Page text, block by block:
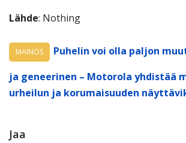
Lähde: Nothing
MAINOS
Puhelin voi olla paljon
ja geneerinen – Motorola yhdistää
urheilun ja korumaisuuden
Jaa